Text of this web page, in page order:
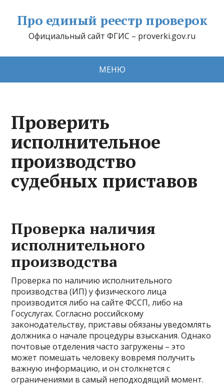
Про единый реестр проверок
Официальный сайт ФГИС – proverki.gov.ru
МЕНЮ
Проверить
исполнительное
производство
судебных приставов
Проверка наличия
исполнительного
производства
Проверка по наличию исполнительного
производства (ИП) у физического лица
производится либо на сайте ФССП, либо на
Госуслугах. Согласно российскому
законодательству, приставы обязаны уведомлять
должника о начале процедуры взыскания. Однако
почтовые отделения часто загружены – это
может помешать человеку вовремя получить
важную информацию, и он столкнется с
ограничениями в самый неподходящий момент.